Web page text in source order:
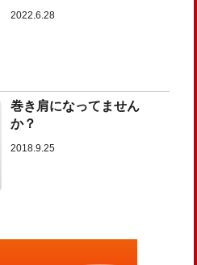
2022.6.28
巻き肩になってません
か？
2018.9.25